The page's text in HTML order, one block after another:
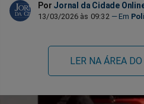
Por Jornal da Cidade
13/03/2026 às 09:32
LER NA ÁREA